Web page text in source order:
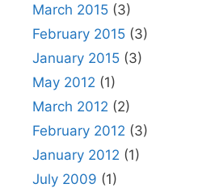
March 2015 (3)
February 2015 (3)
January 2015 (3)
May 2012 (1)
March 2012 (2)
February 2012 (3)
January 2012 (1)
July 2009 (1)